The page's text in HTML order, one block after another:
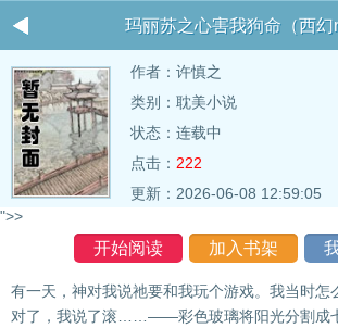
玛丽苏之心害我狗命（西幻
作者： 许慎之
类别：耽美小说
状态：连载中
点击： 222
更新：2026-06-08 12:59:05
">>
开始阅读 加入书架
有一天，神对我说祂要和我玩个游戏。我当时怎
对了，我说了滚……——彩色玻璃将阳光分割成